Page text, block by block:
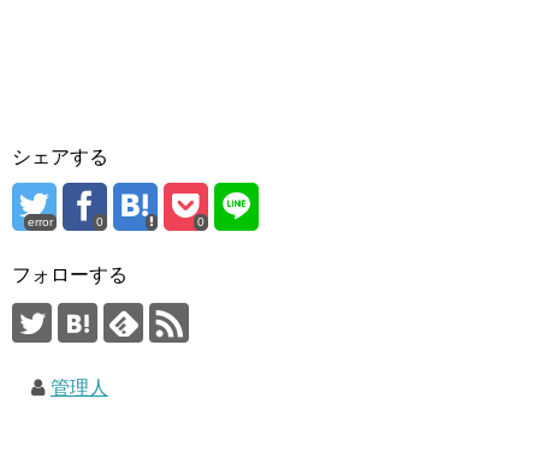
シェアする
error 0 0
フォローする
管理人